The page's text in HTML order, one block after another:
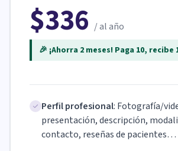
$336 / al año
🎉 ¡Ahorra 2 meses! Paga 10, recibe
Perfil profesional: Fotografía/
presentación, descripción,
contacto, reseñas de pacientes…